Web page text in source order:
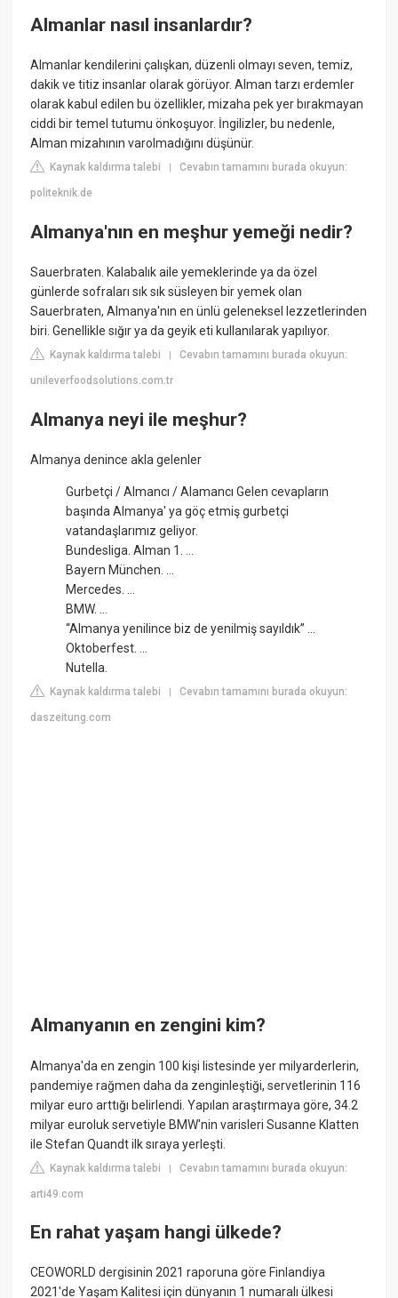
Almanlar nasıl insanlardır?
Almanlar kendilerini çalışkan, düzenli olmayı seven, temiz,
dakik ve titiz insanlar olarak görüyor. Alman tarzı erdemler
olarak kabul edilen bu özellikler, mizaha pek yer bırakmayan
ciddi bir temel tutumu önkoşuyor. İngilizler, bu nedenle,
Alman mizahının varolmadığını düşünür.
Kaynak kaldırma talebi |Cevabın tamamını burada okuyun:
politeknik.de
Almanya'nın en meşhur yemeği nedir?
Sauerbraten. Kalabalık aile yemeklerinde ya da özel
günlerde sofraları sık sık süsleyen bir yemek olan
Sauerbraten, Almanya'nın en ünlü geleneksel lezzetlerinden
biri. Genellikle sığır ya da geyik eti kullanılarak yapılıyor.
Kaynak kaldırma talebi |Cevabın tamamını burada okuyun:
unileverfoodsolutions.com.tr
Almanya neyi ile meşhur?
Almanya denince akla gelenler
Gurbetçi / Almancı / Alamancı Gelen cevapların
başında Almanya' ya göç etmiş gurbetçi
vatandaşlarımız geliyor.
Bundesliga. Alman 1. ...
Bayern München. ...
Mercedes. ...
BMW. ...
“Almanya yenilince biz de yenilmiş sayıldık” ...
Oktoberfest. ...
Nutella.
Kaynak kaldırma talebi |Cevabın tamamını burada okuyun:
daszeitung.com
Almanyanın en zengini kim?
Almanya'da en zengin 100 kişi listesinde yer milyarderlerin,
pandemiye rağmen daha da zenginleştiği, servetlerinin 116
milyar euro arttığı belirlendi. Yapılan araştırmaya göre, 34.2
milyar euroluk servetiyle BMW'nin varisleri Susanne Klatten
ile Stefan Quandt ilk sıraya yerleşti.
Kaynak kaldırma talebi |Cevabın tamamını burada okuyun:
arti49.com
En rahat yaşam hangi ülkede?
CEOWORLD dergisinin 2021 raporuna göre Finlandiya
2021'de Yaşam Kalitesi için dünyanın 1 numaralı ülkesi